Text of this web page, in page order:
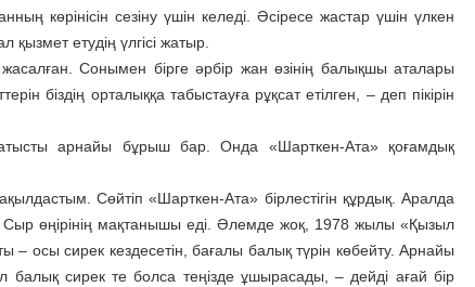
көрінісін сезіну үшін келеді. Әсіресе жастар үшін үлкен
қызмет етудің үлгісі жатыр.
Сонымен бірге әрбір жан өзінің балықшы аталары
біздің орталыққа табыстауға рұқсат етілген, – деп пікірін
арнайы бұрыш бар. Онда «Шарткен-Ата» қоғамдық
Сөйтіп «Шарткен-Ата» бірлестігін құрдық. Аралда
өңірінің мақтанышы еді. Әлемде жоқ, 1978 жылы «Қызыл
– осы сирек кездесетін, бағалы балық түрін көбейту. Арнайы
балық сирек те болса теңізде ұшырасады, – дейді ағай бір